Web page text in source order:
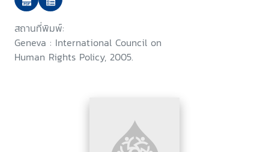
สถานที่พิมพ์:
Geneva : International Council on
Human Rights Policy, 2005.